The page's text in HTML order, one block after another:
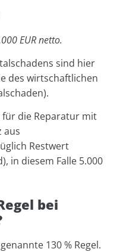
EUR netto.
sind hier
des wirtschaftlichen
die Reparatur mit
aus
Restwert
in diesem Falle 5.000
bei
130 % Regel.